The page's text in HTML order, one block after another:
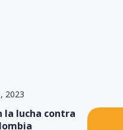
2023
la lucha contra